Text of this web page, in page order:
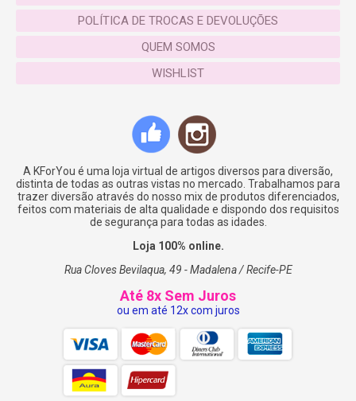
POLÍTICA DE TROCAS E DEVOLUÇÕES
QUEM SOMOS
WISHLIST
A KForYou é uma loja virtual de artigos diversos para diversão,
distinta de todas as outras vistas no mercado. Trabalhamos para
trazer diversão através do nosso mix de produtos diferenciados,
feitos com materiais de alta qualidade e dispondo dos requisitos
de segurança para todas as idades.
Loja 100% online.
Rua Cloves Bevilaqua, 49 - Madalena / Recife-PE
Até 8x Sem Juros
ou em até 12x com juros